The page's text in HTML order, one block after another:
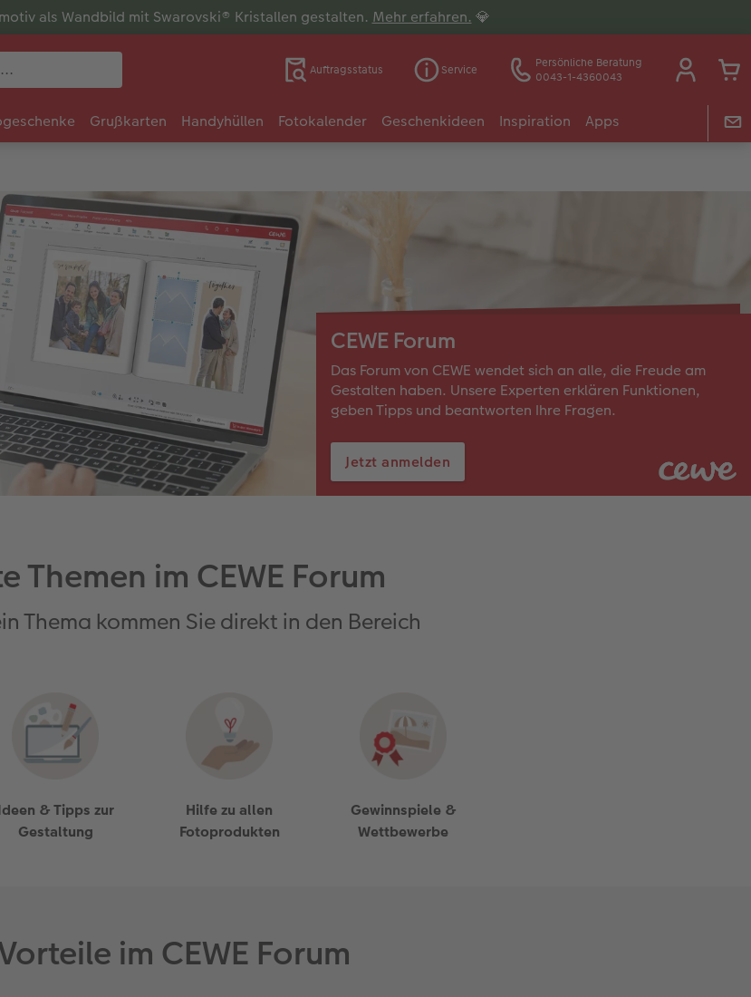
als Wandbild mit Swarovski® Kristallen gestalten. Mehr erfahren. 💎
Auftragsstatus Service
Persönliche Beratung
0043-1-4360043
Grußkarten Handyhüllen Fotokalender Geschenkideen Inspiration Apps
CEWE Forum
Das Forum von CEWE wendet sich an alle, die Freude am
Gestalten haben. Unsere Experten erklären Funktionen,
geben Tipps und beantworten Ihre Fragen.
Jetzt anmelden
Themen im CEWE Forum
Thema kommen Sie direkt in den Bereich
& Tipps zur
Gestaltung
Hilfe zu allen
Fotoprodukten
Gewinnspiele &
Wettbewerbe
im CEWE Forum